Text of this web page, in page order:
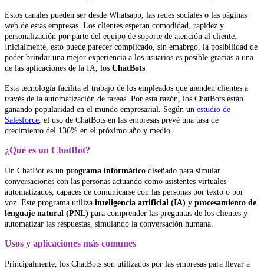
Estos canales pueden ser desde Whatsapp, las redes sociales o las páginas
web de estas empresas. Los clientes esperan comodidad, rapidez y
personalización por parte del equipo de soporte de atención al cliente.
Inicialmente, esto puede parecer complicado, sin emabrgo, la posibilidad de
poder brindar una mejor experiencia a los usuarios es posible gracias a una
de las aplicaciones de la IA, los ChatBots
Esta tecnología facilita el trabajo de los empleados que aienden clientes a
través de la automatización de tareas. Por esta razón, los ChatBots están
ganando popularidad en el mundo empresarial. Según un estudio de
Salesforce , el uso de ChatBots en las empresas prevé una tasa de
crecimiento del 136% en el próximo año y medio.
¿Qué es un ChatBot?
Un ChatBot es un programa informático diseñado para simular
conversaciones con las personas actuando como asistentes virtuales
automatizados, capaces de comunicarse con las personas por texto o por
voz. Este programa utiliza inteligencia artificial (IA) y procesamiento de
lenguaje natural (PNL) para comprender las preguntas de los clientes y
automatizar las respuestas, simulando la conversación humana.
Usos y aplicaciones más comunes
Principalmente, los ChatBots son utilizados por las empresas para llevar a